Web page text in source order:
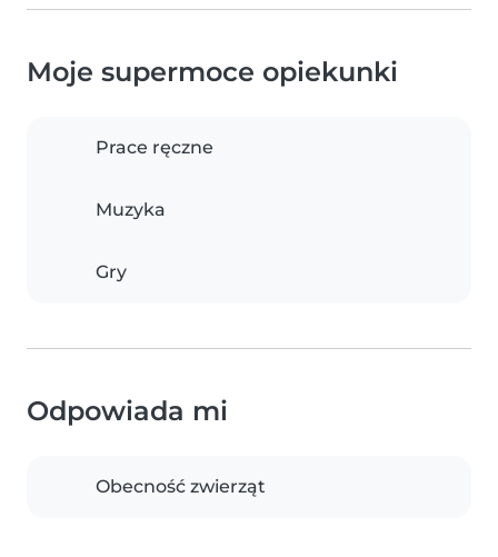
Moje supermoce opiekunki
Prace ręczne
Muzyka
Gry
Odpowiada mi
Obecność zwierząt